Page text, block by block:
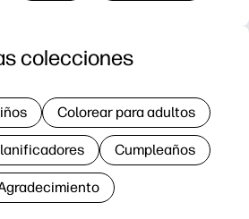
colecciones
Colorear para adultos
Cumpleaños